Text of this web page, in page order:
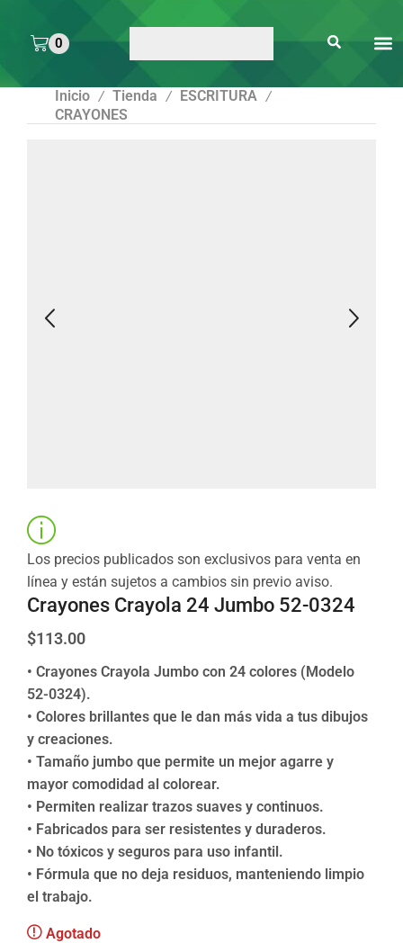
0
Inicio / Tienda / ESCRITURA /
CRAYONES
Los precios publicados son exclusivos para venta en
línea y están sujetos a cambios sin previo aviso.
Crayones Crayola 24 Jumbo 52-0324
$113.00
• Crayones Crayola Jumbo con 24 colores (Modelo
52-0324).
• Colores brillantes que le dan más vida a tus dibujos
y creaciones.
• Tamaño jumbo que permite un mejor agarre y
mayor comodidad al colorear.
• Permiten realizar trazos suaves y continuos.
• Fabricados para ser resistentes y duraderos.
• No tóxicos y seguros para uso infantil.
• Fórmula que no deja residuos, manteniendo limpio
el trabajo.
Agotado